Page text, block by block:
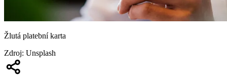
Žlutá platební karta
Zdroj: Unsplash